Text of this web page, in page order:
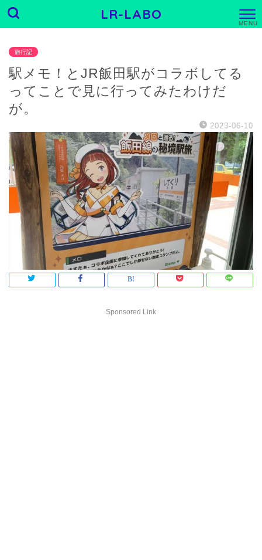
LR-LABO
E
旅行記
駅メモ！とJR飯田駅がコラボしてる
ってことで見に行ってみたわけだ
が。
2023-06-10
Sponsored Link